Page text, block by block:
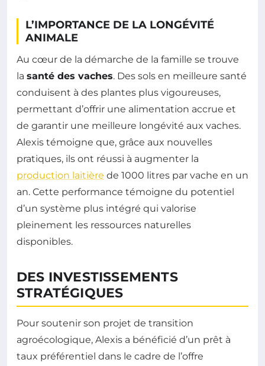
L’IMPORTANCE DE LA LONGÉVITÉ
ANIMALE
Au cœur de la démarche de la famille se trouve
la santé des vaches. Des sols en meilleure santé
conduisent à des plantes plus vigoureuses,
permettant d’offrir une alimentation accrue et
de garantir une meilleure longévité aux vaches.
Alexis témoigne que, grâce aux nouvelles
pratiques, ils ont réussi à augmenter la
production laitière de 1000 litres par vache en un
an. Cette performance témoigne du potentiel
d’un système plus intégré qui valorise
pleinement les ressources naturelles
disponibles.
DES INVESTISSEMENTS
STRATÉGIQUES
Pour soutenir son projet de transition
agroécologique, Alexis a bénéficié d’un prêt à
taux préférentiel dans le cadre de l’offre